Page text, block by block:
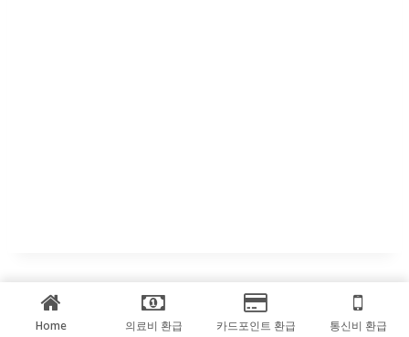
Home 의료비 환급 카드포인트 환급 통신비 환급